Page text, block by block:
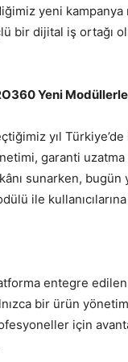
yeni
dijital iş ortağı
Yeni
yıl
garanti
sunarken,
ile
entegre
bir ürün
için